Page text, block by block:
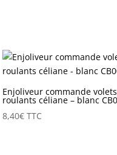
Enjoliveur commande volets
roulants céliane – blanc
8,40€ TTC